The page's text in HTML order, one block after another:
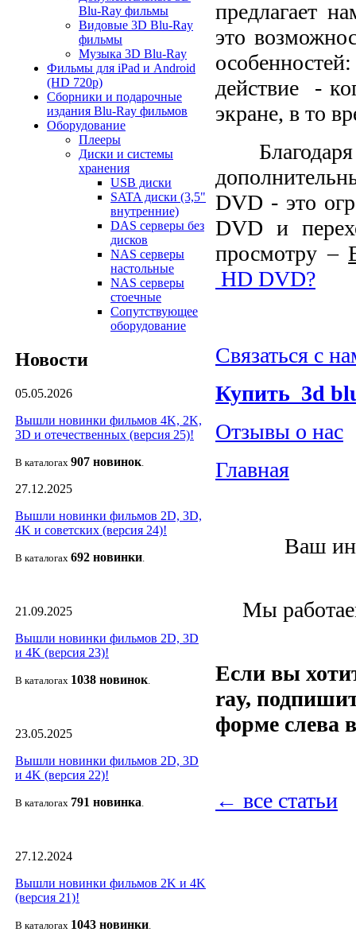
Blu-Ray фильмы
Видовые 3D Blu-Ray
фильмы
Музыка 3D Blu-Ray
Фильмы для iPad и Android
(HD 720p)
Сборники и подарочные
издания Blu-Ray фильмов
Оборудование
Плееры
Диски и системы
хранения
USB диски
SATA диски (3,5"
внутренние)
DAS серверы без
дисков
NAS серверы
настольные
NAS серверы
стоечные
Сопутствующее
оборудование
Новости
05.05.2026
Вышли новинки фильмов 4K, 2K,
3D и отечественных (версия 25)!
В каталогах 907 новинок.
27.12.2025
Вышли новинки фильмов 2D, 3D,
4K и советских (версия 24)!
В каталогах 692 новинки.
21.09.2025
Вышли новинки фильмов 2D, 3D
и 4K (версия 23)!
В каталогах 1038 новинок.
23.05.2025
Вышли новинки фильмов 2D, 3D
и 4K (версия 22)!
В каталогах 791 новинка.
27.12.2024
Вышли новинки фильмов 2K и 4K
(версия 21)!
В каталогах 1043 новинки.
предлагает
это
действие
-
экране, в то
DVD - это
DVD и
просмотру –
HD DVD?
Связаться с
Купить 3d
Отзывы о нас
Главная
Ваш
Мы
Если вы
ray,
форме слева
← все статьи